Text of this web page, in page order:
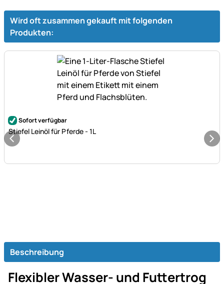
Wird oft zusammen gekauft mit folgenden
Produkten:
Noch keine Bewertungen abgegeben
Sofort verfügbar
Stiefel Leinöl für Pferde - 1L
Beschreibung
Flexibler Wasser- und Futtertrog